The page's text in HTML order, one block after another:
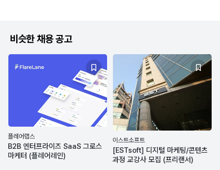
비슷한 채용 공고
플레어랩스
B2B 엔터프라이즈 SaaS 그로스
마케터 (플레어레인)
이스트소프트
[ESTsoft] 디지털 마케팅/콘텐츠
과정 교강사 모집 (프리랜서)